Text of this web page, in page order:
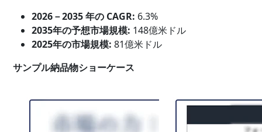
2026－2035 年の CAGR: 6.3%
2035年の予想市場規模: 148億米ドル
2025年の市場規模: 81億米ドル
サンプル納品物ショーケース